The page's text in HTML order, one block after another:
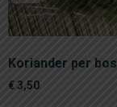
Koriander per bos
€3,50